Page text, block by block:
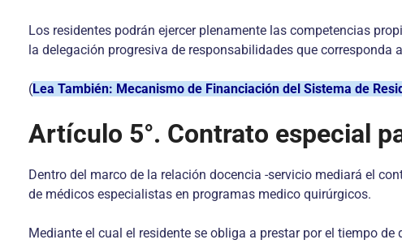
Los residentes podrán ejercer plenamente las competencias
la delegación progresiva de responsabilidades que corresponda
(Lea También: Mecanismo de Financiación del Sistema de
Artículo 5°. Contrato especial
Dentro del marco de la relación docencia -servicio mediará el
de médicos especialistas en programas medico quirúrgicos.
Mediante el cual el residente se obliga a prestar por el tiempo